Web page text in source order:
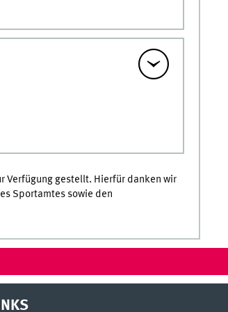
Verfügung gestellt. Hierfür danken wir
Sportamtes sowie den